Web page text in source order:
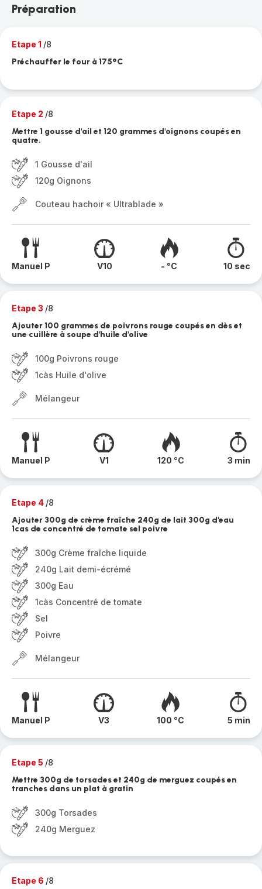
Préparation
Etape 1 /8
Préchauffer le four à 175°C
Etape 2 /8
Mettre 1 gousse d'ail et 120 grammes d'oignons coupés en
quatre.
1 Gousse d'ail
120g Oignons
Couteau hachoir « Ultrablade »
Manuel P V10 - °C 10 sec
Etape 3 /8
Ajouter 100 grammes de poivrons rouge coupés en dès et
une cuillère à soupe d'huile d'olive
100g Poivrons rouge
1càs Huile d'olive
Mélangeur
Manuel P V1 120 °C 3 min
Etape 4 /8
Ajouter 300g de crème fraîche 240g de lait 300g d'eau
1cas de concentré de tomate sel poivre
300g Crème fraîche liquide
240g Lait demi-écrémé
300g Eau
1càs Concentré de tomate
Sel
Poivre
Mélangeur
Manuel P V3 100 °C 5 min
Etape 5 /8
Mettre 300g de torsades et 240g de merguez coupés en
tranches dans un plat à gratin
300g Torsades
240g Merguez
Etape 6 /8